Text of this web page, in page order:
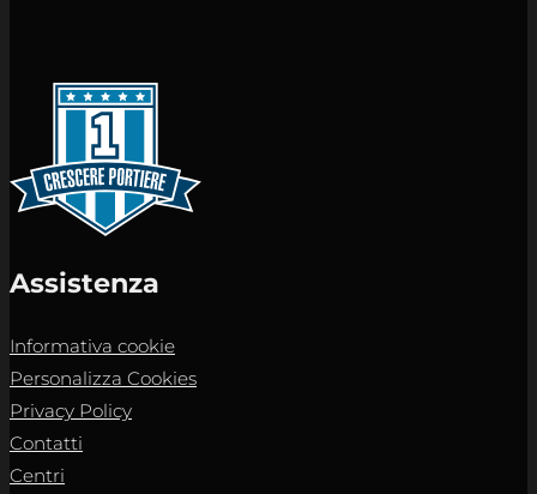
Assistenza
Informativa cookie
Personalizza Cookies
Privacy Policy
Contatti
Centri